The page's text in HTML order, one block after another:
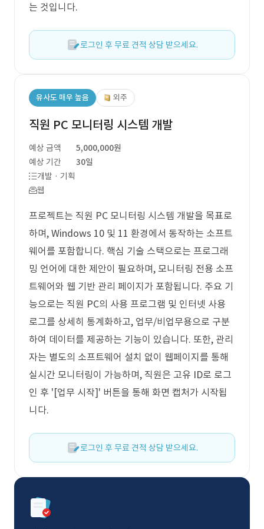
는 것입니다.
로그인 후 무료 견적 상담 받으세요.
유사도 매우 높음 외주
직원 PC 모니터링 시스템 개발
예상 금액
5,000,000원
예상 기간
30일
개발 · 기획
웹
프로젝트는 직원 PC 모니터링 시스템 개발을 목표로
하며, Windows 10 및 11 환경에서 동작하는 소프트
웨어를 포함합니다. 핵심 기술 스택으로는 프로그래
밍 언어에 대한 제안이 필요하며, 모니터링 전용 소프
트웨어와 웹 기반 관리 페이지가 포함됩니다. 주요 기
능으로는 직원 PC의 사용 프로그램 및 인터넷 사용
로그를 상세히 통계화하고, 업무/비업무용으로 구분
하여 데이터를 제공하는 기능이 있습니다. 또한, 관리
자는 별도의 소프트웨어 설치 없이 웹페이지를 통해
실시간 모니터링이 가능하며, 직원은 고유 ID로 로그
인 후 '[업무 시작]' 버튼을 통해 화면 캡처가 시작됩
니다.
로그인 후 무료 견적 상담 받으세요.